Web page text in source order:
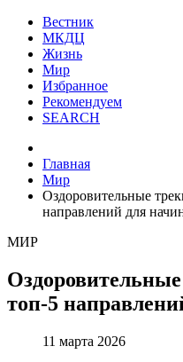
Вестник
МКДЦ
Жизнь
Мир
Избранное
Рекомендуем
SEARCH
Главная
Мир
Оздоровительные
направлений для
МИР
топ-5
11 марта 2026